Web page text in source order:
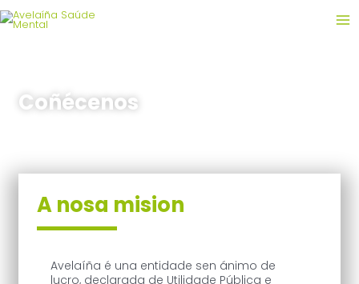
al
contenido
Coñécenos
A nosa mision
Avelaíña é una entidade sen ánimo de
lucro, declarada de Utilidade Pública e